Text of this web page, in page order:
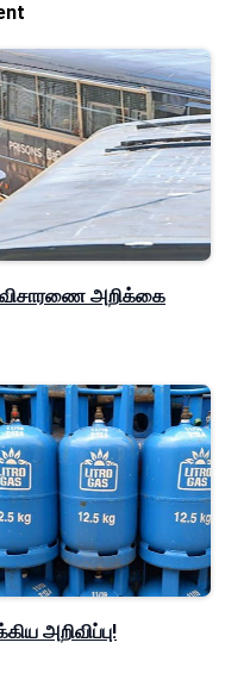
விசாரணை அறிக்கை
அறிவிப்பு!